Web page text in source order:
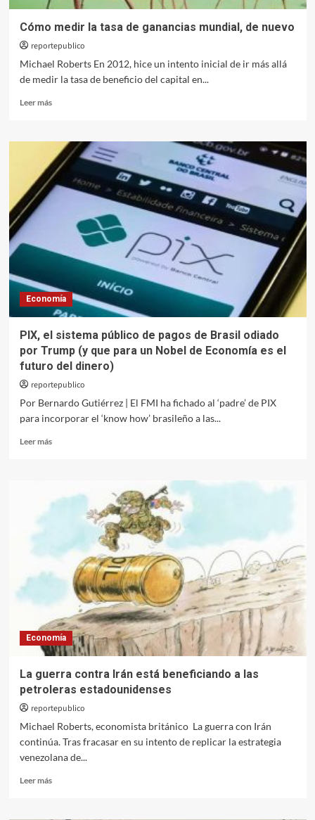
Cómo medir la tasa de ganancias mundial, de nuevo
reportepublico
Michael Roberts En 2012, hice un intento inicial de ir más allá
de medir la tasa de beneficio del capital en...
Leer másLeer
Cómo
medir
la
tasa
de
mundial,
Economía
PIX, el sistema público de pagos de Brasil odiado
por Trump (y que para un Nobel de Economía es el
futuro del dinero)
reportepublico
Por Bernardo Gutiérrez | El FMI ha fichado al ‘padre’ de PIX
para incorporar el ‘know how’ brasileño a las...
Leer másLeer
sistema
de
Brasil
odiado
Trump
(y
que
para
Nobel
de
Economía
el
futuro
del
Economía
La guerra contra Irán está beneficiando a las
petroleras estadounidenses
reportepublico
Michael Roberts, economista británico La guerra con Irán
continúa. Tras fracasar en su intento de replicar la estrategia
venezolana de...
Leer másLeer